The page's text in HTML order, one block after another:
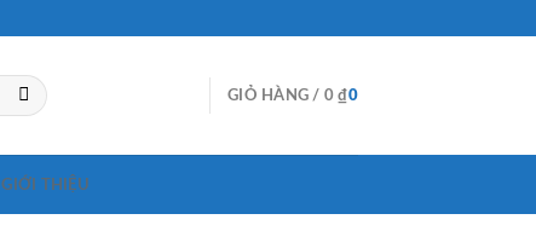
GIỎ HÀNG / 0₫0
GIỚI THIỆU